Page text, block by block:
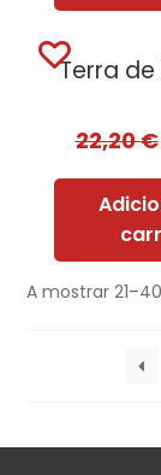
Terra
22,20€
A mostrar